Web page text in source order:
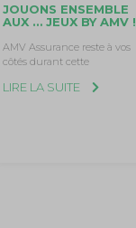
JOUONS ENSEMBLE
AUX … JEUX BY AMV !
AMV Assurance reste à vos
côtés durant cette
LIRE LA SUITE